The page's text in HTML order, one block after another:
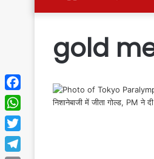
gold
Facebook
WhatsApp
Twitter